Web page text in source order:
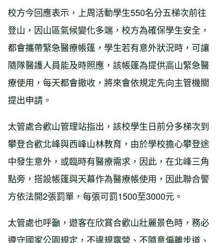
校方今回應表示，上周活動學生550名分五梯次前往
登山，因山區氣候變化多端，校方為確保學生安全，
都會攜帶緊急醫療帳篷，學生若有意外狀況時，可讓
隨隊醫護人員能及時照應，該帳篷為提供高山緊急醫
療使用，每天都會撤收，將來會依規定先向主管機關
提出申請。
太管處合歡山管理站指出，該校學生日前分多梯次到
攀登合歡北峰與西峰山林教育，由於學校擔心攀登途
中發生意外，或臨時有醫療需求，因此，在北峰三角
點旁，搭設帳篷與天幕作為醫療帳使用，因此聯合警
方依法開2張罰單，每張可罰1500至3000元。
太管處也呼籲，遊客在欣賞合歡山壯麗景色時，務必
遵守國家公園規定，不違規露營、不隨意偏離步道、